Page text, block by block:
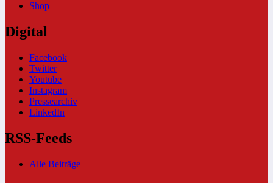
Shop
Digital
Facebook
Twitter
Youtube
Instagram
Pressearchiv
LinkedIn
RSS-Feeds
Alle Beiträge